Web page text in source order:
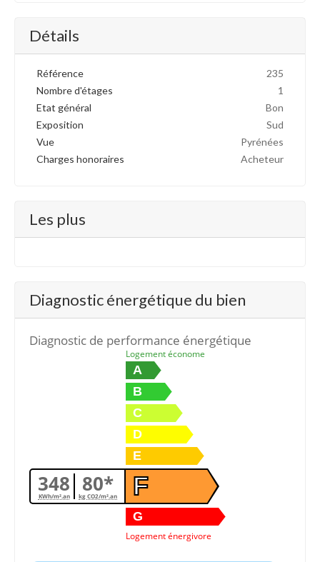
Détails
Référence
235
Nombre d'étages
1
Etat général
Bon
Exposition
Sud
Vue
Pyrénées
Charges honoraires
Acheteur
Les plus
Diagnostic énergétique du bien
Diagnostic de performance énergétique
348
KWh/m².an 80*
kg CO2/m².an
Logement économe
A
B
C
D
E
F
G
Logement énergivore